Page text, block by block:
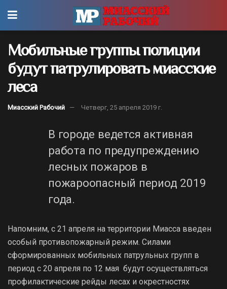
Мобильные группы полиции
будут патрулировать миасские
леса
Миасский Рабочий Четверг, 25 апреля 2019 г.
В городе ведется активная
работа по предупреждению
лесных пожаров в
пожароопасный период 2019
года.
Напомним, с 21 апреля на территории Миасса введен
особый противопожарный режим. Силами
сформированных мобильных патрульных групп в
период с 20 апреля по 12 мая будут осуществляться
профилактические рейды лесах и окрестностях